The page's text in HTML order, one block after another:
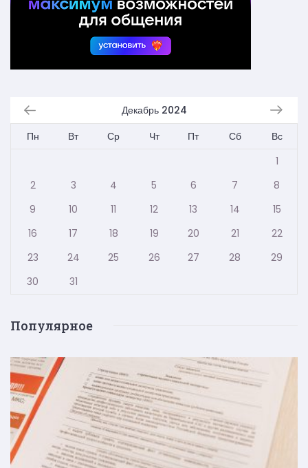
Декабрь 2024
Пн
Вт Ср Чт Пт Сб
Вс
1
2
3 4 5 6 7
8
9
10 11 12 13 14
15
16
17 18 19 20 21
22
23
24 25 26 27 28
29
30
31
Популярное